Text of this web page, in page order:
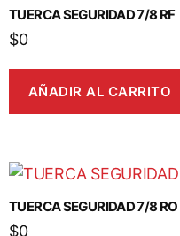
TUERCA SEGURIDAD 7/8 RF
$0
AÑADIR AL CARRITO
TUERCA SEGURIDAD 7/8 RO
$0